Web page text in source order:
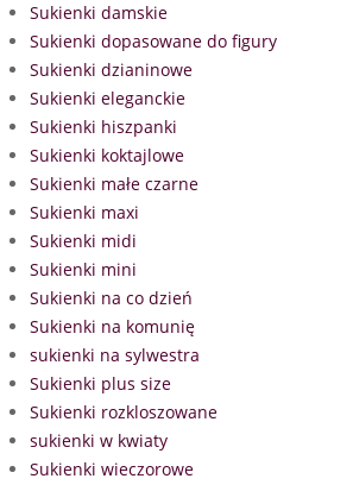
Sukienki damskie
Sukienki dopasowane do figury
Sukienki dzianinowe
Sukienki eleganckie
Sukienki hiszpanki
Sukienki koktajlowe
Sukienki małe czarne
Sukienki maxi
Sukienki midi
Sukienki mini
Sukienki na co dzień
Sukienki na komunię
sukienki na sylwestra
Sukienki plus size
Sukienki rozkloszowane
sukienki w kwiaty
Sukienki wieczorowe